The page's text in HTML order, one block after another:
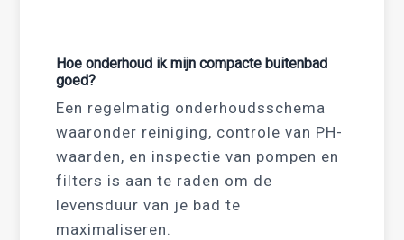
Hoe onderhoud ik mijn compacte buitenbad
goed?
Een regelmatig onderhoudsschema
waaronder reiniging, controle van PH-
waarden, en inspectie van pompen en
filters is aan te raden om de
levensduur van je bad te
maximaliseren.